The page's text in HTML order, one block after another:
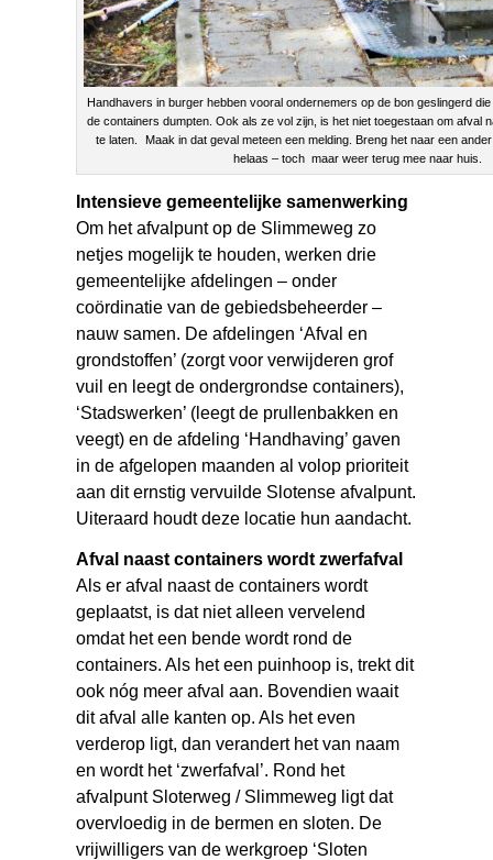
Handhavers in burger hebben vooral ondernemers op de bon geslingerd
de containers dumpten. Ook als ze vol zijn, is het niet toegestaan om afval
te laten. Maak in dat geval meteen een melding. Breng het naar een
helaas – toch maar weer terug mee naar huis.
Intensieve gemeentelijke samenwerking
Om het afvalpunt op de Slimmeweg zo
netjes mogelijk te houden, werken drie
gemeentelijke afdelingen – onder
coördinatie van de gebiedsbeheerder –
nauw samen. De afdelingen ‘Afval en
grondstoffen’ (zorgt voor verwijderen grof
vuil en leegt de ondergrondse containers),
‘Stadswerken’ (leegt de prullenbakken en
veegt) en de afdeling ‘Handhaving’ gaven
in de afgelopen maanden al volop prioriteit
aan dit ernstig vervuilde Slotense afvalpunt.
Uiteraard houdt deze locatie hun aandacht.
Afval naast containers wordt zwerfafval
Als er afval naast de containers wordt
geplaatst, is dat niet alleen vervelend
omdat het een bende wordt rond de
containers. Als het een puinhoop is, trekt dit
ook nóg meer afval aan. Bovendien waait
dit afval alle kanten op. Als het even
verderop ligt, dan verandert het van naam
en wordt het ‘zwerfafval’. Rond het
afvalpunt Sloterweg / Slimmeweg ligt dat
overvloedig in de bermen en sloten. De
vrijwilligers van de werkgroep ‘Sloten